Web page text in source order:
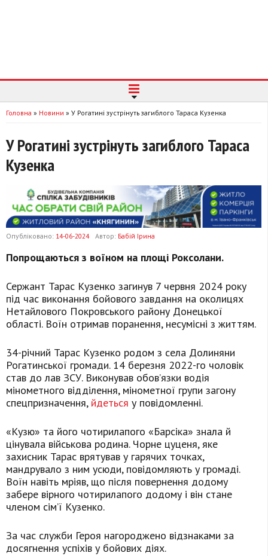
Головна » Новини » У Рогатині зустрінуть загиблого Тараса Кузенка
У Рогатині зустрінуть загиблого Тараса
Кузенка
Опубліковано: 14-06-2024 Автор: Бабій Ірина
Попрощаються з воїном на площі Роксолани.
Сержант Тарас Кузенко загинув 7 червня 2024 року
під час виконання бойового завдання на околицях
Нетайлового Покровського району Донецької
області. Воїн отримав поранення, несумісні з життям.
34-річний Тарас Кузенко родом з села Долиняни
Рогатинської громади. 14 березня 2022-го чоловік
став до лав ЗСУ. Виконував обов’язки водія
мінометного відділення, мінометної групи загону
спецпризначення, йдеться у повідомленні.
«Кузю» та його чотирилапого «Барсіка» знала й
цінувала військова родина. Чорне цуценя, яке
захисник Тарас врятував у гарячих точках,
мандрувало з ним усюди, повідомляють у громаді.
Воїн навіть мріяв, що після повернення додому
забере вірного чотирилапого додому і він стане
членом сім’ї Кузенко.
За час служби Героя нагороджено відзнаками за
досягнення успіхів у бойових діях.